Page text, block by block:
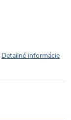
Detailné informácie